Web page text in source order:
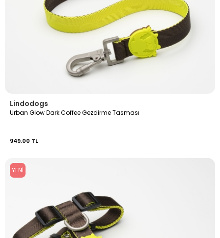
Lindodogs
Urban Glow Dark Coffee Gezdirme Tasması
949,00 TL
YENI